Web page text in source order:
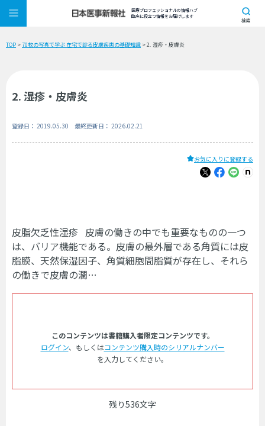
医療プロフェッショナルの情報ハブ
臨床に役立つ情報をお届けします
検索
TOP >70枚の写真で学ぶ 在宅で診る皮膚疾患の基礎知識 > 2. 湿疹・皮膚炎
2. 湿疹・皮膚炎
登録日： 2019.05.30 最終更新日： 2026.02.21
お気に入りに登録する
皮脂欠乏性湿疹 皮膚の働きの中でも重要なものの一つ
は、バリア機能である。皮膚の最外層である角質には皮
脂膜、天然保湿因子、角質細胞間脂質が存在し、それら
の働きで皮膚の潤…
このコンテンツは書籍購入者限定コンテンツです。
ログイン、もしくはコンテンツ購入時のシリアルナンバー
を入力してください。
残り536文字